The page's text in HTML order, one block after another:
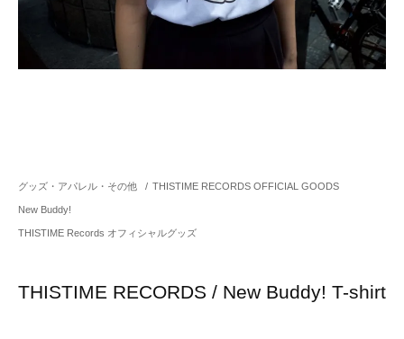
グッズ・アパレル・その他 / THISTIME RECORDS OFFICIAL GOODS
New Buddy!
THISTIME Records オフィシャルグッズ
THISTIME RECORDS / New Buddy! T-shirt